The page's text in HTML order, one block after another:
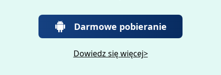
Darmowe pobieranie
Dowiedz się więcej>